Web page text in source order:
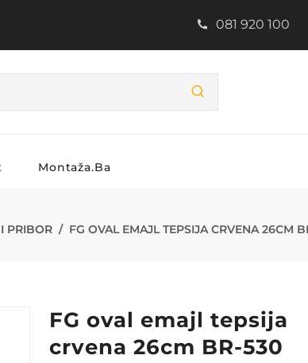
081 920 100
Montaža.ba
CRVENA
PRIBOR FG OVAL EMAJL TEPSIJA CRVENA 26CM
FG oval emajl tepsija
crvena 26cm BR-530